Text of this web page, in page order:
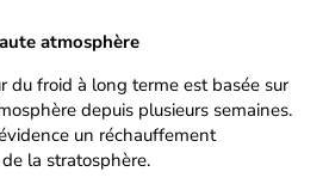
atmosphère
du froid à long terme est basée sur
depuis plusieurs semaines.
un réchauffement
la stratosphère.